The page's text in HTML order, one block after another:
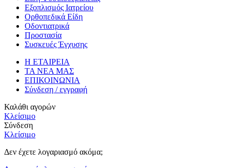
Εξοπλισμός Ιατρείου
Ορθοπεδικά Είδη
Οδοντιατρικά
Προστασία
Συσκευές Έγχυσης
Η ΕΤΑΙΡΕΙΑ
ΤΑ ΝΕΑ ΜΑΣ
ΕΠΙΚΟΙΝΩΝΙΑ
Σύνδεση / εγγραφή
Καλάθι αγορών
Κλείσιμο
Σύνδεση
Κλείσιμο
Δεν έχετε λογαριασμό ακόμα;